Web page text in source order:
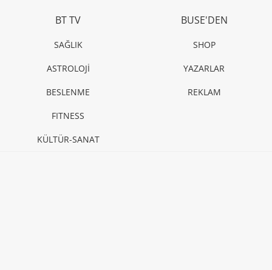
BT TV
SAĞLIK
ASTROLOJİ
BESLENME
FITNESS
KÜLTÜR-SANAT
BUSE'DEN
SHOP
YAZARLAR
REKLAM